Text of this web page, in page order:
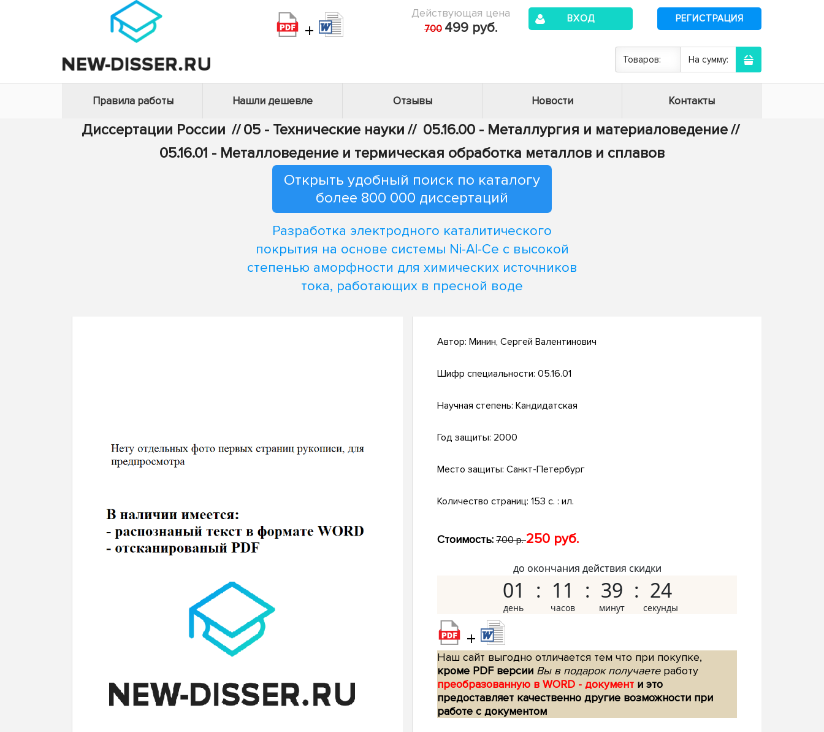
+
Действующая цена
700 499 руб.
ВХОД РЕГИСТРАЦИЯ
Товаров: На сумму:
Правила работы Нашли дешевле Отзывы Новости Контакты
Диссертации России // 05 - Технические науки // 05.16.00 - Металлургия и материаловедение//
05.16.01 - Металловедение и термическая обработка металлов и сплавов
Открыть удобный поиск по каталогу
более 800 000 диссертаций
Разработка электродного каталитического
покрытия на основе системы Ni-Al-Ce с высокой
степенью аморфности для химических источников
тока, работающих в пресной воде
Автор: Минин, Сергей Валентинович
Шифр специальности: 05.16.01
Научная степень: Кандидатская
Год защиты: 2000
Место защиты: Санкт-Петербург
Количество страниц: 153 с. : ил.
Стоимость: 700 р.250 руб.
до окончания действия скидки
01 11 39 23
+
Наш сайт выгодно отличается тем что при покупке,
кроме PDF версии Вы в подарок получаетеработу
преобразованную в WORD - документ и это
предоставляет качественно другие возможности при
работе с документом